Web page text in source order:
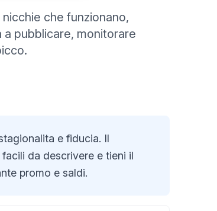
che funzionano,
pubblicare, monitorare
e fiducia. Il
da descrivere e tieni il
promo e saldi.